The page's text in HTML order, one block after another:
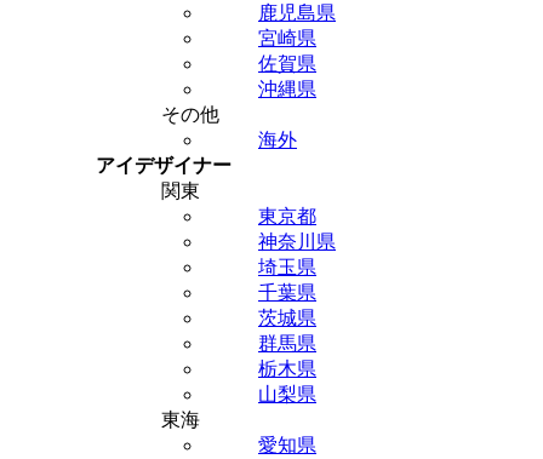
鹿児島県
宮崎県
佐賀県
沖縄県
その他
海外
アイデザイナー
関東
東京都
神奈川県
埼玉県
千葉県
茨城県
群馬県
栃木県
山梨県
東海
愛知県